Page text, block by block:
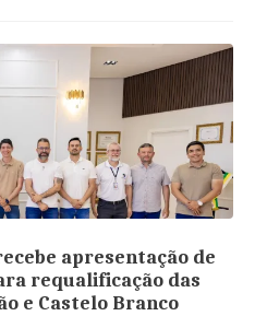
apresentação de
requalificação das
e Castelo Branco